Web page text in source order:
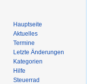
Hauptseite
Aktuelles
Termine
Letzte Änderungen
Kategorien
Hilfe
Steuerrad